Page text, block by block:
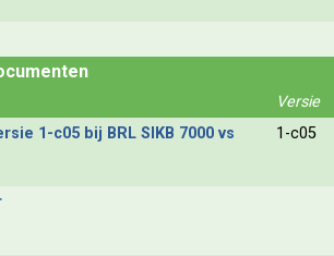
Versie
1-c05 bij BRL SIKB 7000 vs
1-c05